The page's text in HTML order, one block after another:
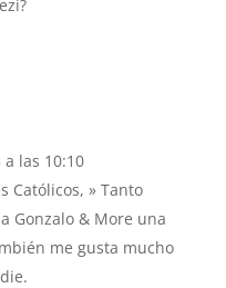
las 10:10
Católicos, » Tanto
Gonzalo & More una
me gusta mucho